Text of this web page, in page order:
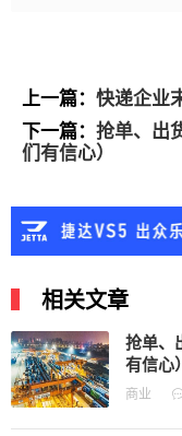
上一篇： 快递企业
下一篇： 抢单、出
们有信心）
相关文章
抢单、
有信心）
商业